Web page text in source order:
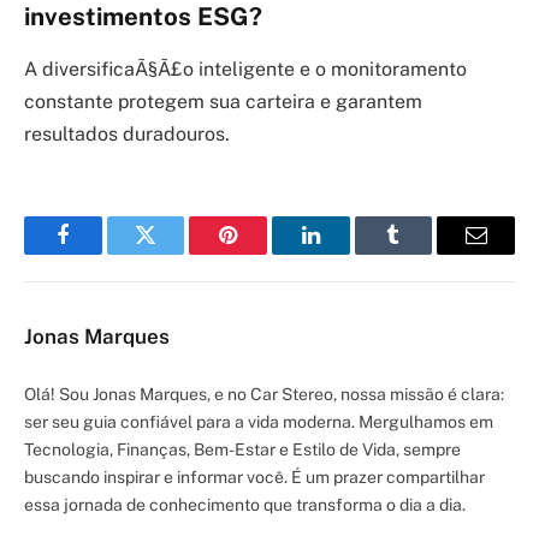
investimentos ESG?
A diversificaÃ§Ã£o inteligente e o monitoramento
constante protegem sua carteira e garantem
resultados duradouros.
FacebookTwitter Pinterest LinkedInTumblr Email
Jonas Marques
Olá! Sou Jonas Marques, e no Car Stereo, nossa missão é clara:
ser seu guia confiável para a vida moderna. Mergulhamos em
Tecnologia, Finanças, Bem-Estar e Estilo de Vida, sempre
buscando inspirar e informar você. É um prazer compartilhar
essa jornada de conhecimento que transforma o dia a dia.